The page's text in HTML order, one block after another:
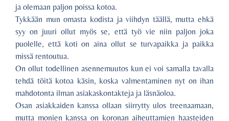
ja olemaan paljon poissa kotoa.
Tykkään mun omasta kodista ja viihdyn täällä, mutta ehkä
syy on juuri ollut myös se, että työ vie niin paljon joka
puolelle, että koti on aina ollut se turvapaikka ja paikka
missä rentoutua.
On ollut todellinen asennemuutos kun ei voi samalla tavalla
tehdä töitä kotoa käsin, koska valmentaminen nyt on ihan
mahdotonta ilman asiakaskontakteja ja läsnäoloa.
Osan asiakkaiden kanssa ollaan siirrytty ulos treenaamaan,
mutta monien kanssa on koronan aiheuttamien haasteiden